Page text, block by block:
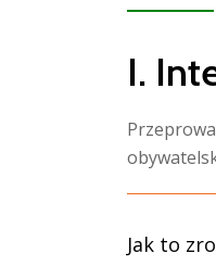
I.
Jak to